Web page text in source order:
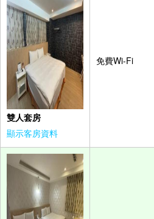
雙人套房
顯示客房資料
免費Wi-Fi